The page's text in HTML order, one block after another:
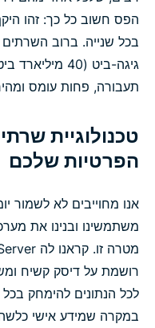
הפס חשוב כל כך: זהו
גיגה-ביט (40
תעבורה, פחות עומס
טכנולוגיית
הפרטיות שלכם
אנו מחוייבים לא לשמור
משתמשינו ובנינו את
לכל הנתונים להימחק
במקרה שמידע אישי